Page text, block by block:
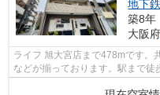
地下
築8年
大阪府
ライフ 旭大宮店まで478mです。
などが揃っております。駅まで